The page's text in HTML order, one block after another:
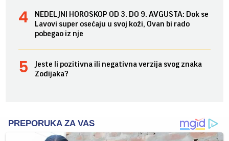
NEDELJNI HOROSKOP OD 3. DO 9. AVGUSTA: Dok se
Lavovi super osećaju u svoj koži, Ovan bi rado
pobegao iz nje
Jeste li pozitivna ili negativna verzija svog znaka
Zodijaka?